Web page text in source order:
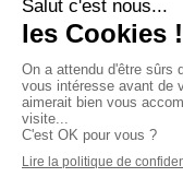
Informations